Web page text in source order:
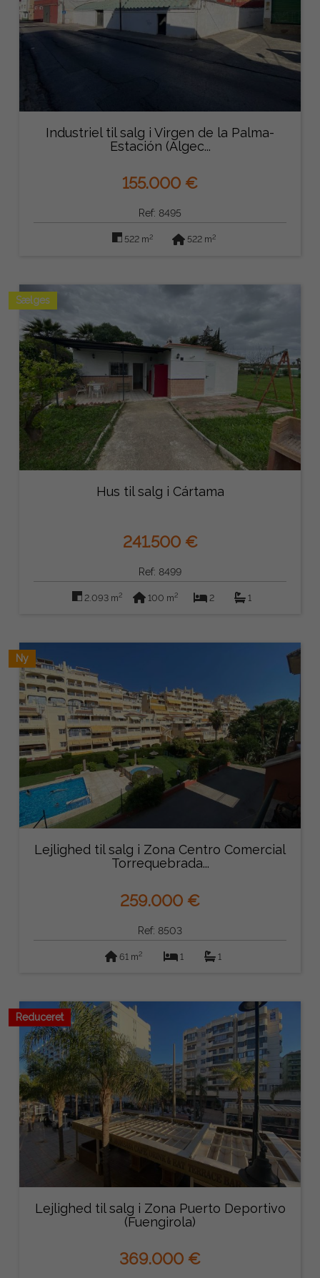
Industriel til salg i Virgen de la Palma-
Estación (Algec...
155.000 €
Ref: 8495
522 m2 522 m2
Sælges
Hus til salg i Cártama
241.500 €
Ref: 8499
2.093 m2 100 m2 2 1
Ny
Lejlighed til salg i Zona Centro Comercial
Torrequebrada...
259.000 €
Ref: 8503
61 m2 1 1
Reduceret
Lejlighed til salg i Zona Puerto Deportivo
(Fuengirola)
369.000 €